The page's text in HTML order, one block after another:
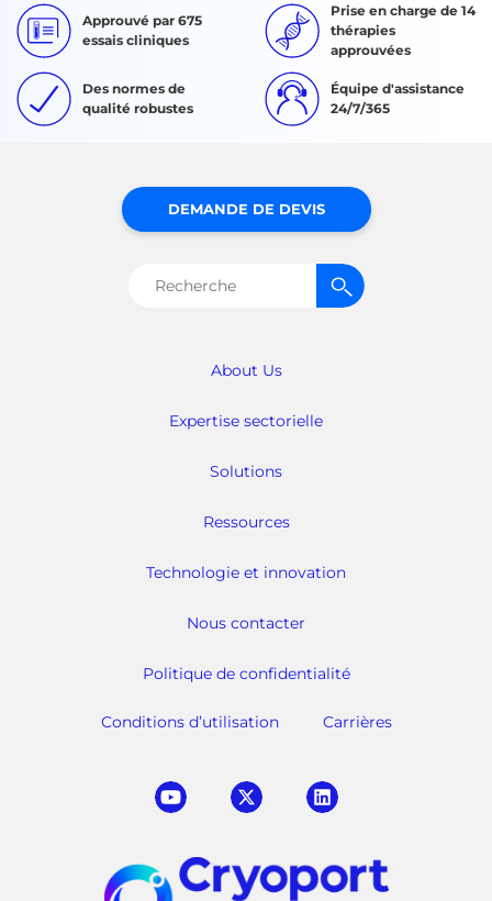
Approuvé par 675
essais cliniques
Prise en charge de 14
thérapies
approuvées
Des normes de
qualité robustes
Équipe d'assistance
24/7/365
About Us
Expertise sectorielle
Solutions
Ressources
Technologie et innovation
Nous contacter
Politique de confidentialité
Conditions d’utilisation Carrières
DEMANDE DE DEVIS
Rechercher :